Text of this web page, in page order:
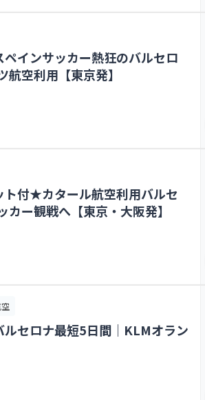
インサッカー熱狂のバルセロ
空利用【東京発】
ト付★カタール航空利用バルセ
ー観戦へ【東京・大阪発】
セロナ最短5日間｜KLMオラン